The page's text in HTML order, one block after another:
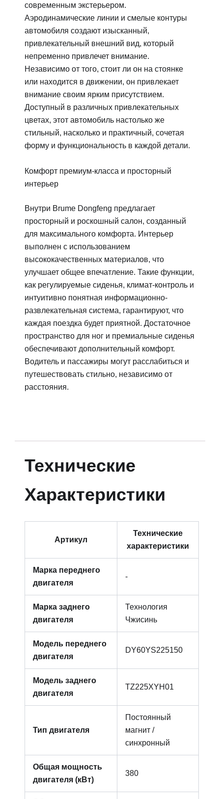
современным экстерьером.
Аэродинамические линии и смелые контуры
автомобиля создают изысканный,
привлекательный внешний вид, который
непременно привлечет внимание.
Независимо от того, стоит ли он на стоянке
или находится в движении, он привлекает
внимание своим ярким присутствием.
Доступный в различных привлекательных
цветах, этот автомобиль настолько же
стильный, насколько и практичный, сочетая
форму и функциональность в каждой детали.
Комфорт премиум-класса и просторный
интерьер
Внутри Brume Dongfeng предлагает
просторный и роскошный салон, созданный
для максимального комфорта. Интерьер
выполнен с использованием
высококачественных материалов, что
улучшает общее впечатление. Такие функции,
как регулируемые сиденья, климат-контроль и
интуитивно понятная информационно-
развлекательная система, гарантируют, что
каждая поездка будет приятной. Достаточное
пространство для ног и премиальные сиденья
обеспечивают дополнительный комфорт.
Водитель и пассажиры могут расслабиться и
путешествовать стильно, независимо от
расстояния.
Технические
Характеристики
Артикул
Технические
характеристики
Марка переднего
двигателя
-
Марка заднего
двигателя
Технология
Чжисинь
Модель переднего
двигателя
DY60YS225150
Модель заднего
двигателя
TZ225XYH01
Тип двигателя
Постоянный
магнит /
синхронный
Общая мощность
двигателя (кВт)
380